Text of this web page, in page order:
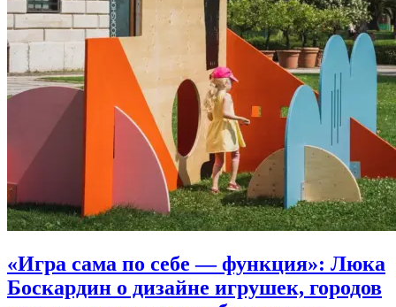
«Игра сама по себе — функция»: Люка
Боскардин о дизайне игрушек, городов